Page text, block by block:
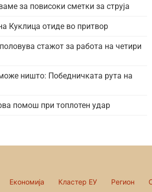
за повисоки сметки за струја
Куклица отиде во притвор
стажот за работа на четири
ништо: Победничката рута на
помош при топлотен удар
Економија Кластер ЕУ Регион